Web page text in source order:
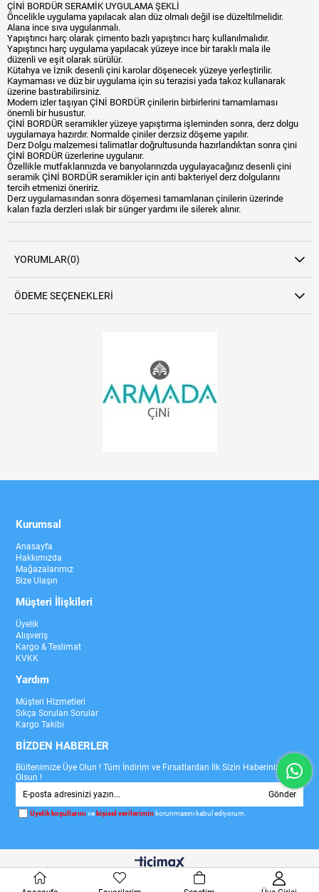
ÇİNİ BORDÜR SERAMİK UYGULAMA ŞEKLİ
Öncelikle uygulama yapılacak alan düz olmalı değil ise düzeltilmelidir.
Alana ince sıva uygulanmalı.
Yapıştırıcı harç olarak çimento bazlı yapıştırıcı harç kullanılmalıdır.
Yapıştırıcı harç uygulama yapılacak yüzeye ince bir taraklı mala ile
düzenli ve eşit olarak sürülür.
Kütahya ve İznik desenli çini karolar döşenecek yüzeye yerleştirilir.
Kaymaması ve düz bir uygulama için su terazisi yada takoz kullanarak
üzerine bastırabilirsiniz.
Modern izler taşıyan ÇİNİ BORDÜR çinilerin birbirlerini tamamlaması
önemli bir husustur.
ÇİNİ BORDÜR seramikler yüzeye yapıştırma işleminden sonra, derz dolgu
uygulamaya hazırdır. Normalde çiniler derzsiz döşeme yapılır.
Derz Dolgu malzemesi talimatlar doğrultusunda hazırlandıktan sonra çini
ÇİNİ BORDÜR üzerlerine uygulanır.
Özellikle mutfaklarınızda ve banyolarınızda uygulayacağınız desenli çini
seramik ÇİNİ BORDÜR seramikler için anti bakteriyel derz dolgularını
tercih etmenizi öneririz.
Derz uygulamasından sonra döşemesi tamamlanan çinilerin üzerinde
kalan fazla derzleri ıslak bir sünger yardımı ile silerek alınır.
YORUMLAR(0)
ÖDEME SEÇENEKLERI
Kurumsal
Anasayfa
Hakkımızda
Mağazalarımız
Bize Ulaşın
Müşteri İlişkileri
Üyelik
Alışveriş
Kargo & Teslimat
KVKK
Yardım
Müşteri Hizmetleri
Sıkça Sorulan Sorular
Kargo Takibi
BİZDEN HABERLER
Bültenimize Üye Olun ! Tüm İndirim ve Fırsatlardan İlk Sizin Haberiniz
Olsun !
Gönder
Üyelik koşullarını ve kişisel verilerimin korunmasını kabul ediyorum.